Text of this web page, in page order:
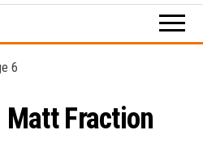
6
Matt Fraction